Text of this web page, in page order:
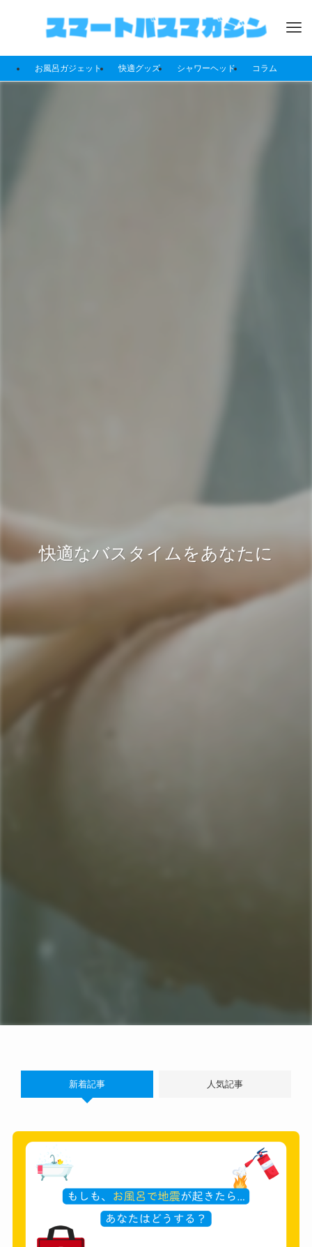
お風呂ガジェット 快適グッズ シャワーヘッド コラム
快適なバスタイムをあなたに
新着記事 人気記事